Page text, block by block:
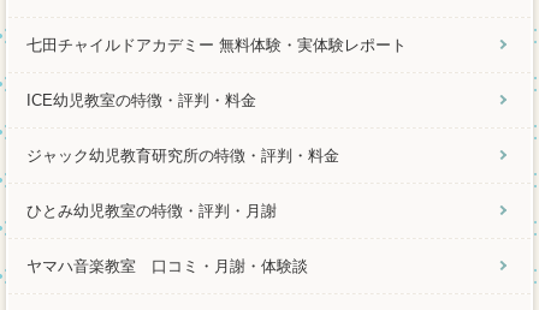
七田チャイルドアカデミー 無料体験・実体験レポート
ICE幼児教室の特徴・評判・料金
ジャック幼児教育研究所の特徴・評判・料金
ひとみ幼児教室の特徴・評判・月謝
ヤマハ音楽教室 口コミ・月謝・体験談